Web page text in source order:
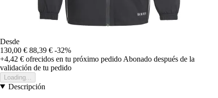
Desde
130,00 € 88,39 € -32%
+4,42 € ofrecidos en tu próximo pedido Abonado después de la
validación de tu pedido
Loading...
Descripción